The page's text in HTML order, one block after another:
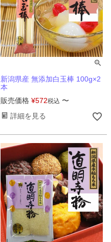
新潟県産 無添加白玉棒 100g×2
本
販売価格 ¥572税込 〜
詳細を見る